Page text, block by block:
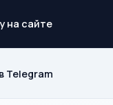
на сайте
Telegram